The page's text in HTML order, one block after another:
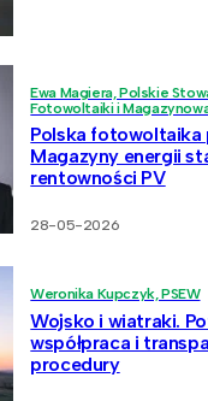
Ewa Magiera, Polskie
Fotowoltaiki i
Polska fotowoltaika
Magazyny energii
rentowności PV
28-05-2026
Weronika Kupczyk, PSEW
Wojsko i wiatraki.
współpraca i
procedury